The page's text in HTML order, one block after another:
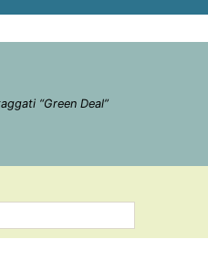
“Green Deal”